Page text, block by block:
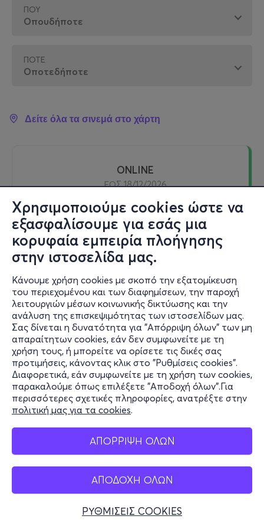
Χρησιμοποιούμε cookies ώστε να
εξασφαλίσουμε για εσάς μια
κορυφαία εμπειρία πλοήγησης
στην ιστοσελίδα μας.
Κάνουμε χρήση cookies με σκοπό την εξατομίκευση
του περιεχομένου και των διαφημίσεων, την παροχή
λειτουργιών μέσων κοινωνικής δικτύωσης και την
ανάλυση της επισκεψιμότητας των ιστοσελίδων μας.
Σας δίνεται η δυνατότητα για "Απόρριψη όλων" των μη
απαραίτητων cookies, εάν δεν συμφωνείτε με τη
χρήση τους, ή μπορείτε να ορίσετε τις δικές σας
προτιμήσεις, κάνοντας κλικ στο "Ρυθμίσεις cookies".
Διαφορετικά, εάν συμφωνείτε με τη χρήση των cookies,
παρακαλούμε όπως επιλέξετε "Αποδοχή όλων".Για
περισσότερες σχετικές πληροφορίες, ανατρέξτε στην
πολιτική μας για τα cookies.
ΑΠΟΡΡΙΨΗ ΟΛΩΝ
ΑΠΟΔΟΧΗ ΟΛΩΝ
ΡΥΘΜΙΣΕΙΣ COOKIES
ΠΟΎ
ΠΌΤΕ
Δείτε όλα τα σινεμά στο χάρτη
ONLINE
ΕΩΣ 18/12/2026
Streaming - Online - Online
Online
ΦΥΛΑΚΑΣ ΑΔΕΡΦΟΣ - BROTHER'S KEEPER (ONLINE)
2,40€
Εισιτήρια